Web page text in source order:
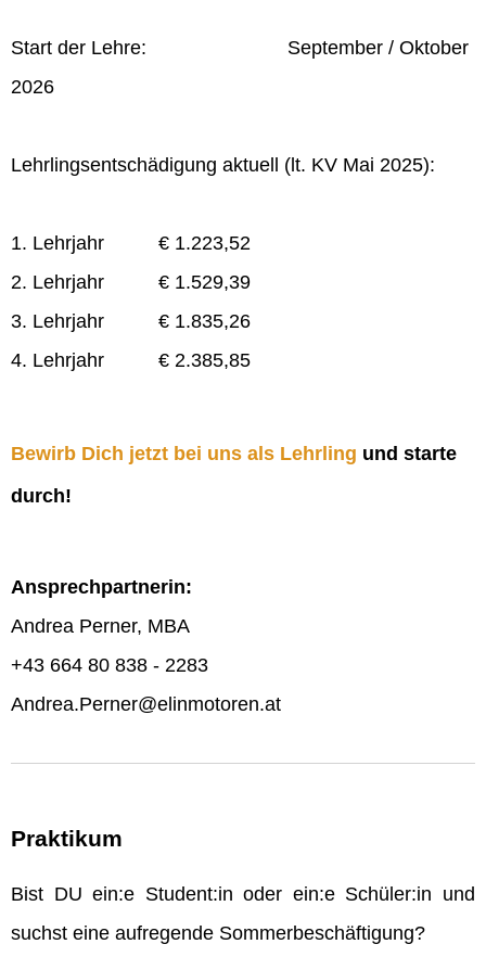
Start der Lehre: September / Oktober
2026
Lehrlingsentschädigung aktuell (lt. KV Mai 2025):
1. Lehrjahr € 1.223,52
2. Lehrjahr € 1.529,39
3. Lehrjahr € 1.835,26
4. Lehrjahr € 2.385,85
Bewirb Dich jetzt bei uns als Lehrling und starte
durch!
Ansprechpartnerin:
Andrea Perner, MBA
+43 664 80 838 - 2283
Andrea.Perner@elinmotoren.at
Praktikum
Bist DU ein:e Student:in oder ein:e Schüler:in und
suchst eine aufregende Sommerbeschäftigung?